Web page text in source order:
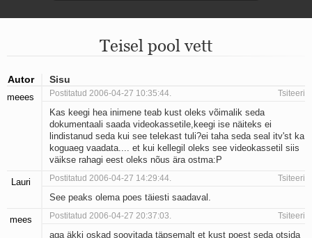
Ahtumine
Mu isamaa on minu arm
Ma mustas öös näen...
Aeg
Oota mind
Ih-ih-hii ja ah-ah-haa
Päikeselapsed
Laul võimalusest
Luigelaul
Mis saab sellest loomusevalust
Ei mullast
Avanemine
Teisel pool vett
Autor Sisu
meees Postitatud 2006-04-27 10:35:44. Tsiteeri
Kas keegi hea inimene teab kust oleks võimalik seda
dokumentaali saada videokassetile,keegi ise näiteks ei
lindistanud seda kui see telekast tuli?ei taha seda seal itv'st ka
koguaeg vaadata.... et kui kellegil oleks see videokassetil siis
väikse rahagi eest oleks nõus ära ostma:P
Lauri Postitatud 2006-04-27 14:29:44. Tsiteeri
See peaks olema poes täiesti saadaval.
mees Postitatud 2006-04-27 20:37:03. Tsiteeri
aga äkki oskad soovitada täpsemalt et kust poest seda otsida